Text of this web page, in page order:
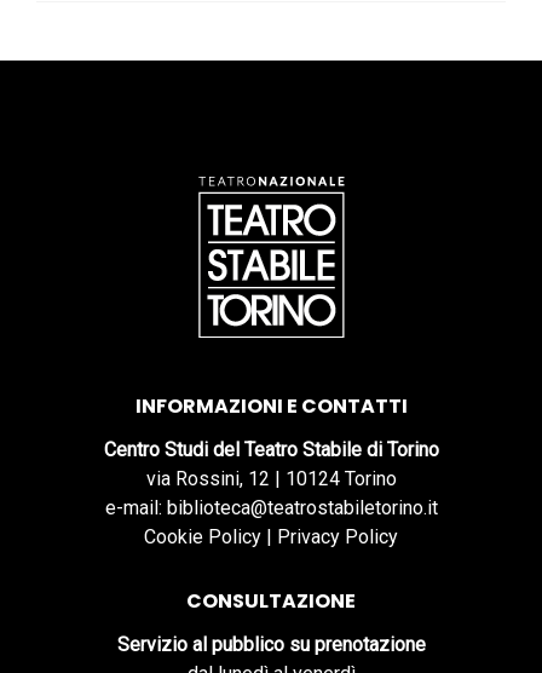
INFORMAZIONI E CONTATTI
Centro Studi del Teatro Stabile di Torino
via Rossini, 12 | 10124 Torino
e-mail: biblioteca@teatrostabiletorino.it
Cookie Policy | Privacy Policy
CONSULTAZIONE
Servizio al pubblico su prenotazione